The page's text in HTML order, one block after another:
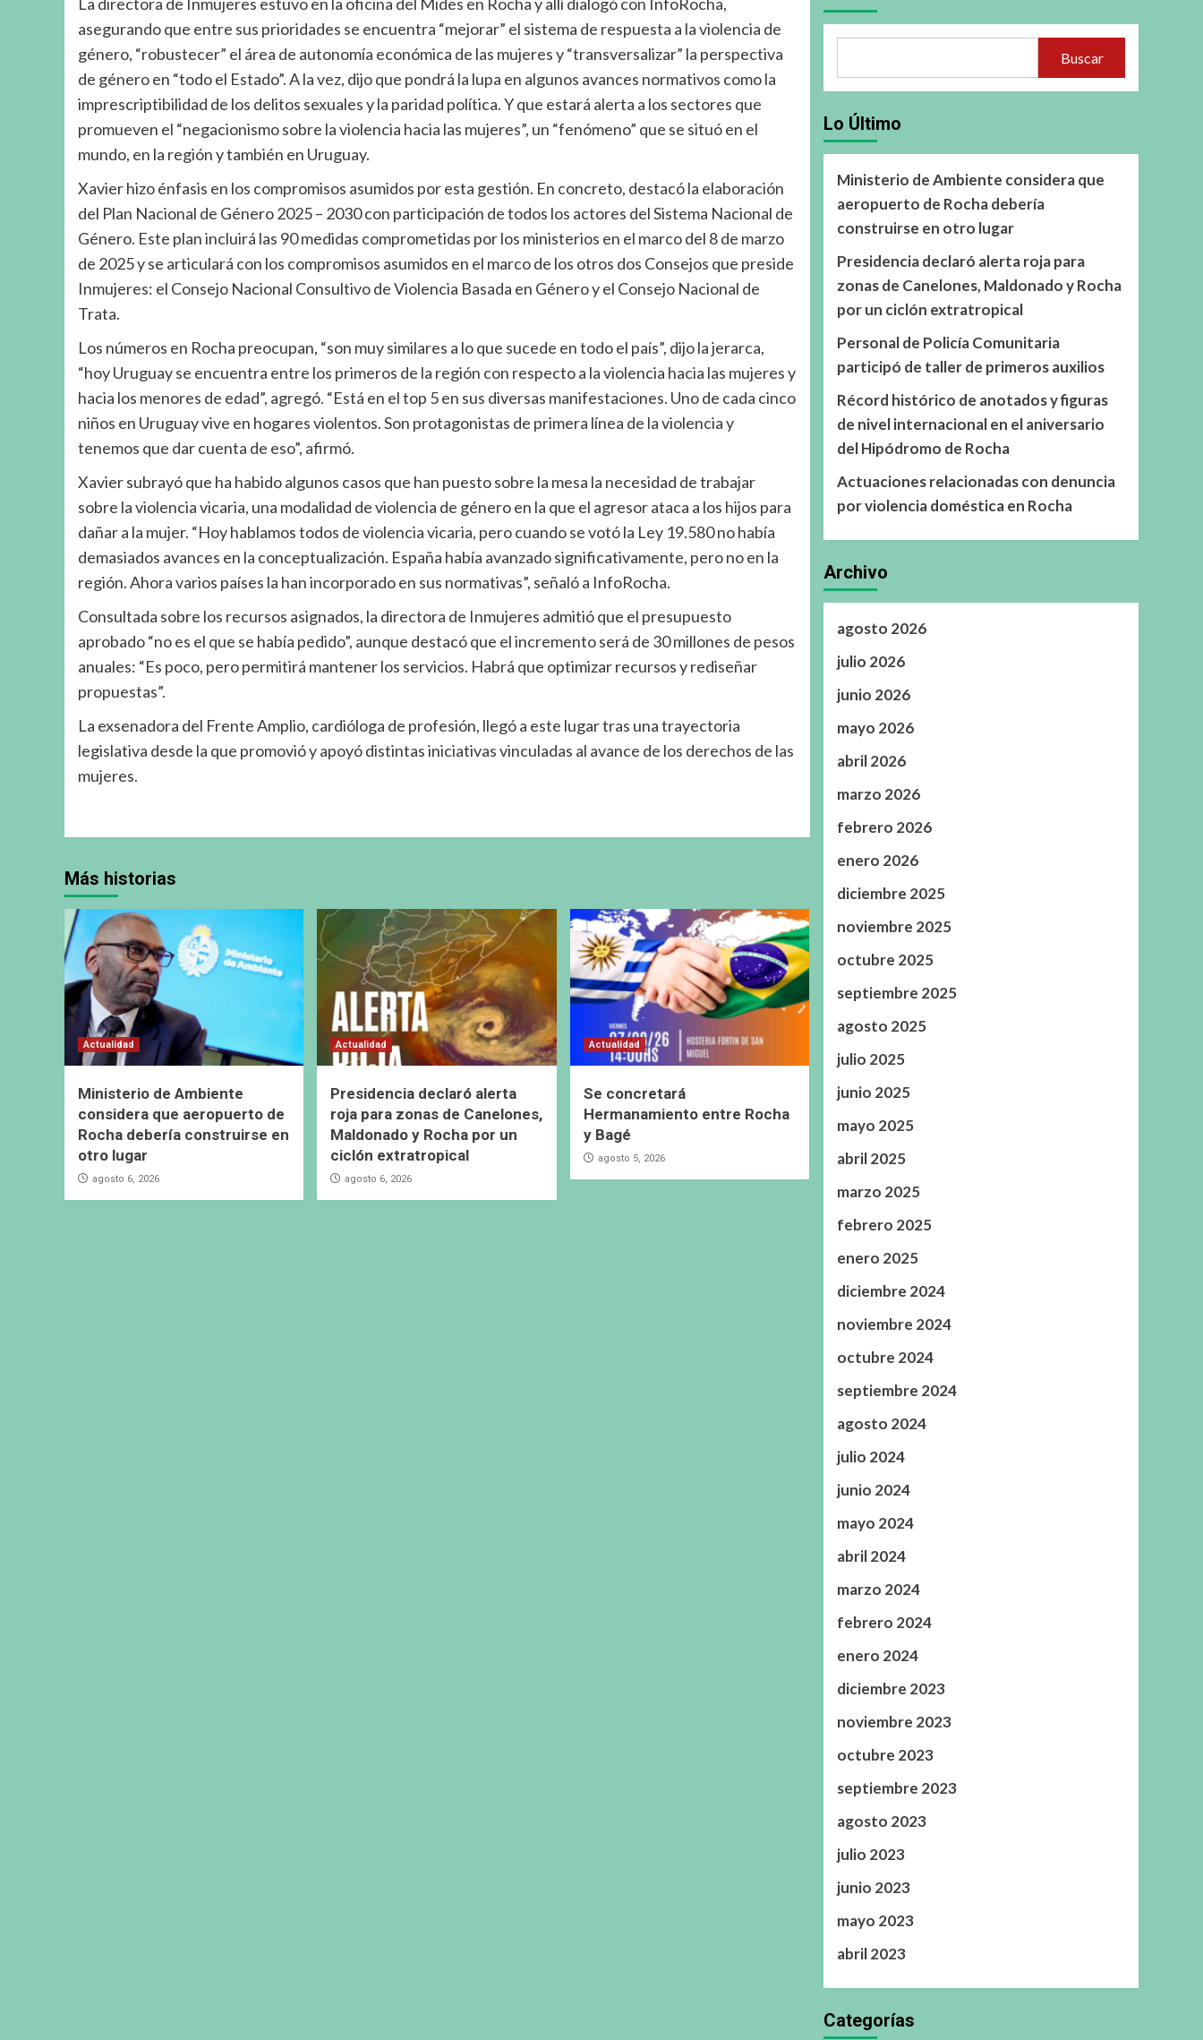
asegurando que entre sus prioridades se encuentra “mejorar” el sistema de respuesta a la violencia de
género, “robustecer” el área de autonomía económica de las mujeres y “transversalizar” la perspectiva
de género en “todo el Estado”. A la vez, dijo que pondrá la lupa en algunos avances normativos como la
imprescriptibilidad de los delitos sexuales y la paridad política. Y que estará alerta a los sectores que
promueven el “negacionismo sobre la violencia hacia las mujeres”, un “fenómeno” que se situó en el
mundo, en la región y también en Uruguay.
Xavier hizo énfasis en los compromisos asumidos por esta gestión. En concreto, destacó la elaboración
del Plan Nacional de Género 2025 – 2030 con participación de todos los actores del Sistema Nacional de
Género. Este plan incluirá las 90 medidas comprometidas por los ministerios en el marco del 8 de marzo
de 2025 y se articulará con los compromisos asumidos en el marco de los otros dos Consejos que preside
Inmujeres: el Consejo Nacional Consultivo de Violencia Basada en Género y el Consejo Nacional de
Trata.
Los números en Rocha preocupan, “son muy similares a lo que sucede en todo el país”, dijo la jerarca,
“hoy Uruguay se encuentra entre los primeros de la región con respecto a la violencia hacia las mujeres y
hacia los menores de edad”, agregó. “Está en el top 5 en sus diversas manifestaciones. Uno de cada cinco
niños en Uruguay vive en hogares violentos. Son protagonistas de primera línea de la violencia y
tenemos que dar cuenta de eso”, afirmó.
Xavier subrayó que ha habido algunos casos que han puesto sobre la mesa la necesidad de trabajar
sobre la violencia vicaria, una modalidad de violencia de género en la que el agresor ataca a los hijos para
dañar a la mujer. “Hoy hablamos todos de violencia vicaria, pero cuando se votó la Ley 19.580 no había
demasiados avances en la conceptualización. España había avanzado significativamente, pero no en la
región. Ahora varios países la han incorporado en sus normativas”, señaló a InfoRocha.
Consultada sobre los recursos asignados, la directora de Inmujeres admitió que el presupuesto
aprobado “no es el que se había pedido”, aunque destacó que el incremento será de 30 millones de pesos
anuales: “Es poco, pero permitirá mantener los servicios. Habrá que optimizar recursos y rediseñar
propuestas”.
La exsenadora del Frente Amplio, cardióloga de profesión, llegó a este lugar tras una trayectoria
legislativa desde la que promovió y apoyó distintas iniciativas vinculadas al avance de los derechos de las
mujeres.
Más historias
Actualidad
Ministerio de Ambiente
considera que aeropuerto de
Rocha debería construirse en
otro lugar
agosto 6, 2026
Actualidad
Presidencia declaró alerta
roja para zonas de Canelones,
Maldonado y Rocha por un
ciclón extratropical
agosto 6, 2026
Actualidad
Se concretará
Hermanamiento entre Rocha
y Bagé
agosto 5, 2026
Buscar
Lo Último
Ministerio de Ambiente considera que
aeropuerto de Rocha debería
construirse en otro lugar
Presidencia declaró alerta roja para
zonas de Canelones, Maldonado y Rocha
por un ciclón extratropical
Personal de Policía Comunitaria
participó de taller de primeros auxilios
Récord histórico de anotados y figuras
de nivel internacional en el aniversario
del Hipódromo de Rocha
Actuaciones relacionadas con denuncia
por violencia doméstica en Rocha
Archivo
agosto 2026
julio 2026
junio 2026
mayo 2026
abril 2026
marzo 2026
febrero 2026
enero 2026
diciembre 2025
noviembre 2025
octubre 2025
septiembre 2025
agosto 2025
julio 2025
junio 2025
mayo 2025
abril 2025
marzo 2025
febrero 2025
enero 2025
diciembre 2024
noviembre 2024
octubre 2024
septiembre 2024
agosto 2024
julio 2024
junio 2024
mayo 2024
abril 2024
marzo 2024
febrero 2024
enero 2024
diciembre 2023
noviembre 2023
octubre 2023
septiembre 2023
agosto 2023
julio 2023
junio 2023
mayo 2023
abril 2023
Categorías